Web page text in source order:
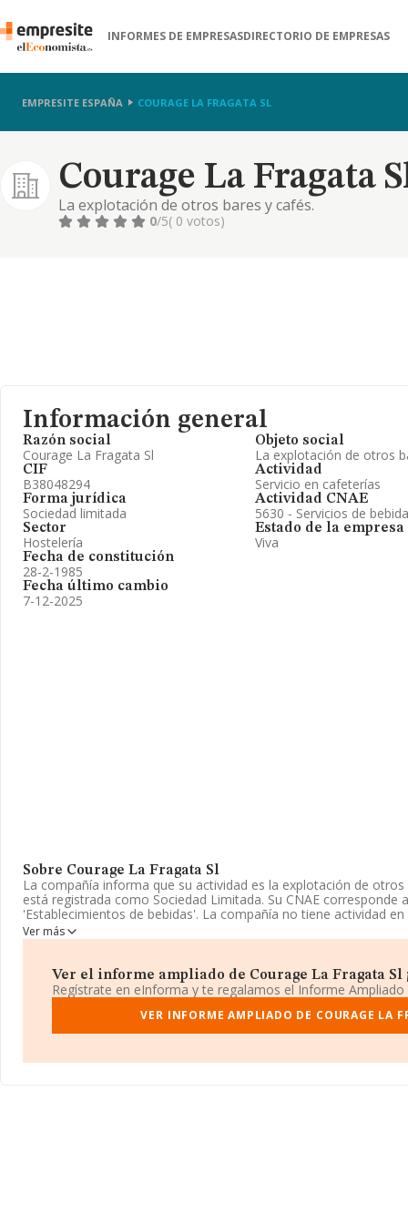
INFORMES DE EMPRESASDIRECTORIO DE EMPRESAS
EMPRESITE ESPAÑA COURAGE LA FRAGATA SL
Courage La Fragata
La explotación de otros bares y cafés.
0/5( 0 votos)
Información general
Razón social
Courage La Fragata Sl
CIF
B38048294
Forma jurídica
Sociedad limitada
Sector
Hostelería
Fecha de constitución
28-2-1985
Fecha último cambio
7-12-2025
Objeto social
La explotación de otros
Actividad
Servicio en cafeterías
Actividad CNAE
5630 - Servicios de
Estado de la empresa
Viva
Sobre Courage La Fragata Sl
La compañía informa que su actividad es la explotación de
está registrada como Sociedad Limitada. Su CNAE corresponde
'Establecimientos de bebidas'. La compañía no tiene actividad
La plantilla se ha reducido un 9% y según las cifras existentes
Dentro del ranking de empresas elaborado por INFORMA,
facturación de la compañía, se destaca que: en 2024 la empresa
ranking sectorial, pasando del 1.510 al 1.493. En el ranking del
están compañías como, por ejemplo:Mangu Promociones S.L
Monica S.LyLa Cerve I El Drau S.L. En 2024 ha ocupado peor
Ver más
Ver el informe ampliado de Courage La Fragata Sl
Regístrate en eInforma y te regalamos el Informe Ampliado
VER INFORME AMPLIADO DE COURAGE LA